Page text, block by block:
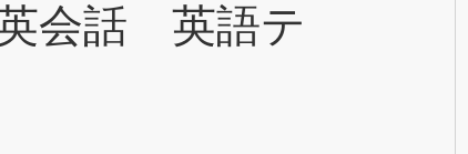
英会話 英語テ